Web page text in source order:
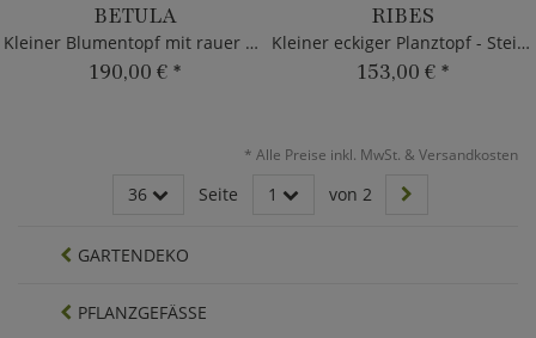
BETULA
Kleiner Blumentopf mit rauer Oberfläche
190,00 € *
RIBES
Kleiner eckiger Planztopf - Steinguss
153,00 € *
* Alle Preise inkl. MwSt. & Versandkosten
36 Seite 1 von 2
GARTENDEKO
PFLANZGEFÄSSE